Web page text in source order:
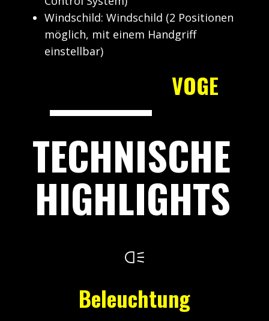
Windschild: Windschild (2 Positionen
möglich, mit einem Handgriff
einstellbar)
VOGE
TECHNISCHE
HIGHLIGHTS
Beleuchtung